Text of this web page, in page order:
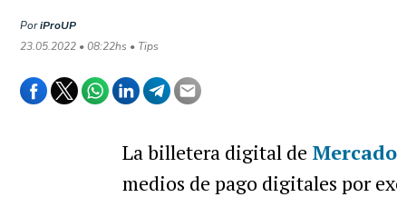
PoriProUP
23.05.2022 • 08:22hs • Tips
La billetera digital de
medios de pago digitales por